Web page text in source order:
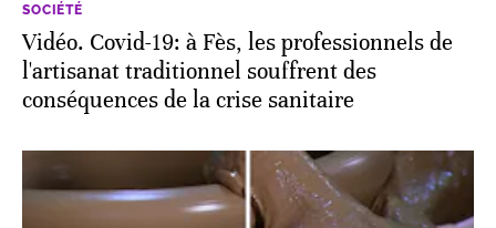
SOCIÉTÉ
Vidéo. Covid-19: à Fès, les professionnels de
l'artisanat traditionnel souffrent des
conséquences de la crise sanitaire